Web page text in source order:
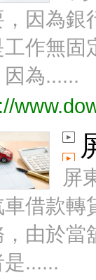
因為銀
工作無固
為......
屏
借款轉
，由於當
......